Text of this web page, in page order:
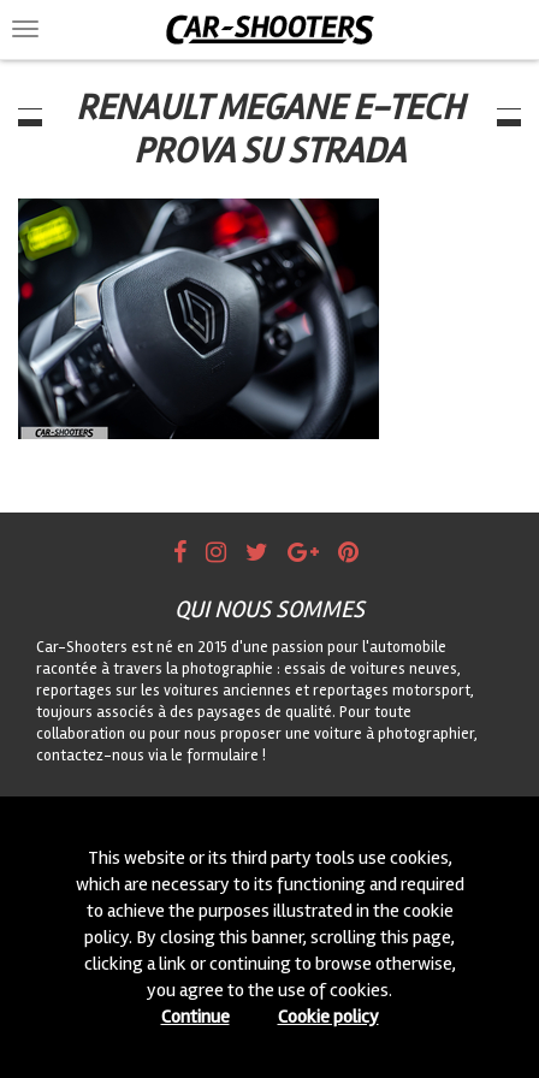
Toggle
navigation
RENAULT MEGANE E-TECH
PROVA SU STRADA
QUI NOUS SOMMES
Car-Shooters est né en 2015 d'une passion pour l'automobile
racontée à travers la photographie : essais de voitures neuves,
reportages sur les voitures anciennes et reportages motorsport,
toujours associés à des paysages de qualité. Pour toute
collaboration ou pour nous proposer une voiture à photographier,
contactez-nous via le formulaire !
CONTACTEZ-NOUS
nouvelles voitures à photographier! Ecrivez-nous à travers notre
moduleiçi!
© 2015-2026 CAR-SHOOTERS. ALL RIGHTS RESERVED.
This website or its third party tools use cookies,
which are necessary to its functioning and required
to achieve the purposes illustrated in the cookie
policy. By closing this banner, scrolling this page,
clicking a link or continuing to browse otherwise,
you agree to the use of cookies.
Continue
Cookie policy